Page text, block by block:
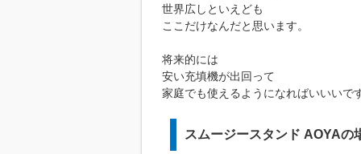
世界広しといえども
ここだけなんだと思います。
将来的には
安い充填機が出回って
家庭でも使えるようになればいいいで
スムージースタンド AOYAの